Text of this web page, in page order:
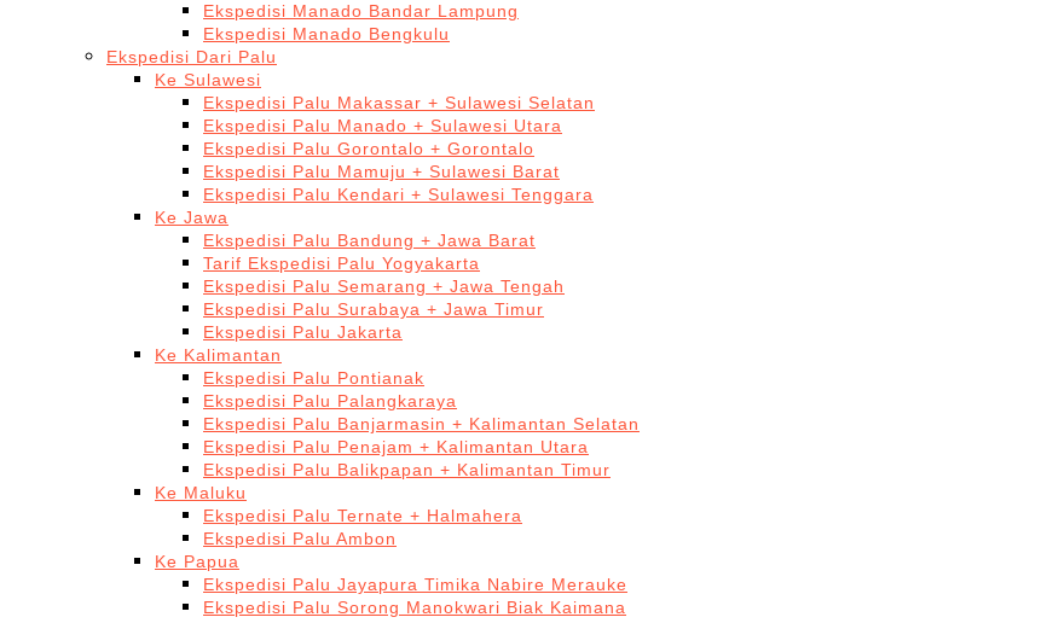
Ekspedisi Manado Bandar Lampung
Ekspedisi Manado Bengkulu
Ekspedisi Dari Palu
Ke Sulawesi
Ekspedisi Palu Makassar + Sulawesi Selatan
Ekspedisi Palu Manado + Sulawesi Utara
Ekspedisi Palu Gorontalo + Gorontalo
Ekspedisi Palu Mamuju + Sulawesi Barat
Ekspedisi Palu Kendari + Sulawesi Tenggara
Ke Jawa
Ekspedisi Palu Bandung + Jawa Barat
Tarif Ekspedisi Palu Yogyakarta
Ekspedisi Palu Semarang + Jawa Tengah
Ekspedisi Palu Surabaya + Jawa Timur
Ekspedisi Palu Jakarta
Ke Kalimantan
Ekspedisi Palu Pontianak
Ekspedisi Palu Palangkaraya
Ekspedisi Palu Banjarmasin + Kalimantan Selatan
Ekspedisi Palu Penajam + Kalimantan Utara
Ekspedisi Palu Balikpapan + Kalimantan Timur
Ke Maluku
Ekspedisi Palu Ternate + Halmahera
Ekspedisi Palu Ambon
Ke Papua
Ekspedisi Palu Jayapura Timika Nabire Merauke
Ekspedisi Palu Sorong Manokwari Biak Kaimana